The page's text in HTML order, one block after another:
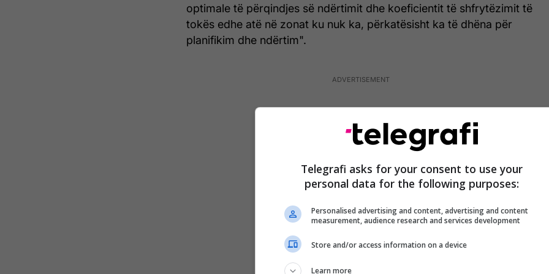
optimale të përqindjes së ndërtimit dhe koeficientit të shfrytëzimit të
tokës edhe atë në zonat ku nuk ka, përkatësisht ka të dhëna për
planifikim dhe ndërtim".
Telegrafi asks for your consent to use your
personal data for the following purposes:
Personalised advertising and content, advertising and content
measurement, audience research and services development
Store and/or access information on a device
Learn more